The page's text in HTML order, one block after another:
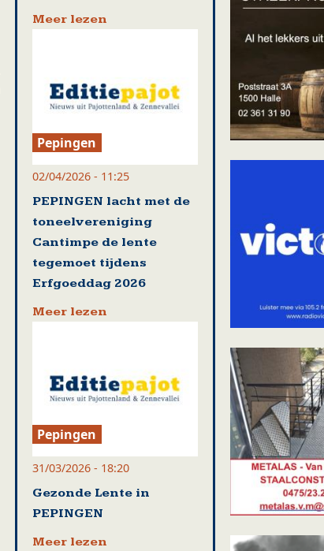
Meer lezen
Pepingen
02/04/2026 - 11:25
PEPINGEN lacht met de
toneelvereniging
Cantimpe de lente
tegemoet tijdens
Erfgoeddag 2026
Meer lezen
Pepingen
31/03/2026 - 18:20
Gezonde Lente in
PEPINGEN
Meer lezen